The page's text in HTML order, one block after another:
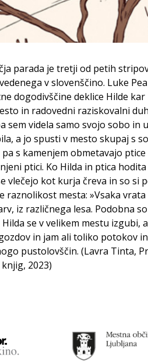
parada je tretji od petih
v slovenščino. Luke
dogodivščine deklice Hilde
in radovedni raziskovalni
sem videla samo svojo sobo in
a jo spusti v mesto skupaj s
s kamenjem obmetavajo
ptici. Ko Hilda in ptica
vlečejo kot kurja čreva in so si
raznolikost mesta: »Vsaka
iz različnega lesa. Podobna
se v velikem mestu izgubi,
in jam ali toliko potokov
pustolovščin. (Lavra Tinta,
2023)